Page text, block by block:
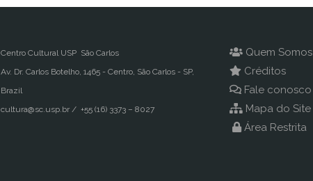
Centro Cultural USP São Carlos
Av. Dr. Carlos Botelho, 1465 - Centro, São Carlos - SP,
Brazil
cultura@sc.usp.br / +55 (16) 3373 – 8027
Quem Somos
Créditos
Fale conosco
Mapa do Site
Área Restrita